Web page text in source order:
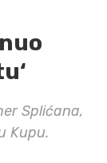
Splićana,
Kupu.